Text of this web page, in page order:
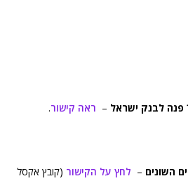
פנה לבנק ישראל – ראה קישור.
השונים – לחץ על הקישור (קובץ אקסל